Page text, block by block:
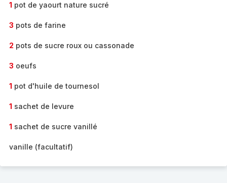
1 pot de yaourt nature sucré
3 pots de farine
2 pots de sucre roux ou cassonade
3 oeufs
1 pot d'huile de tournesol
1 sachet de levure
1 sachet de sucre vanillé
vanille (facultatif)